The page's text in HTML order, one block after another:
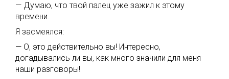
— Думаю, что твой палец уже зажил к этому
времени.
Я засмеялся:
— О, это действительно вы! Интересно,
догадывались ли вы, как много значили для меня
наши разговоры!